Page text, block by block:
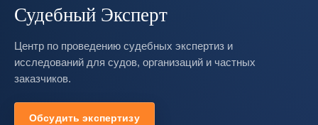
Судебный Эксперт
Центр по проведению судебных экспертиз и
исследований для судов, организаций и частных
заказчиков.
Обсудить экспертизу